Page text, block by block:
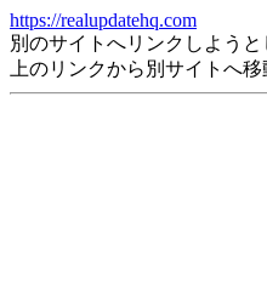
https://realupdatehq.com
別のサイトへリンクしようと
上のリンクから別サイトへ移